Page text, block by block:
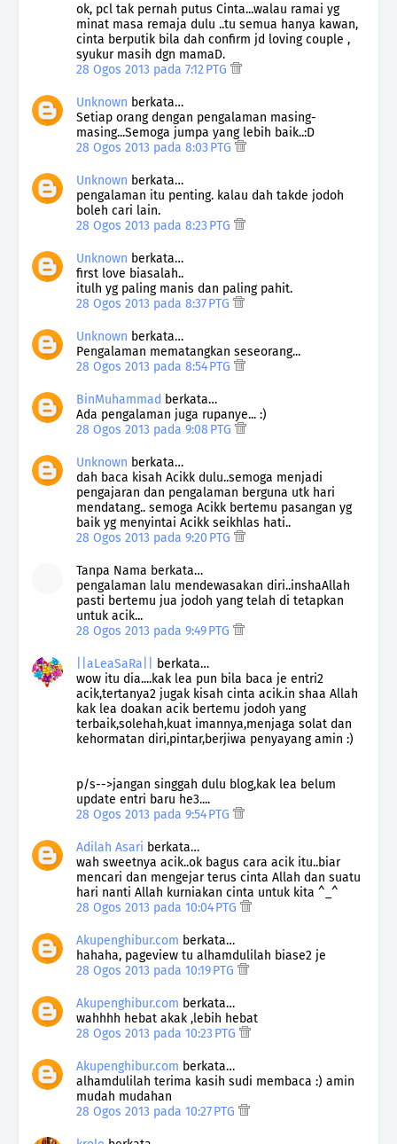
ok, pcl tak pernah putus Cinta...walau ramai yg
minat masa remaja dulu ..tu semua hanya kawan,
cinta berputik bila dah confirm jd loving couple ,
syukur masih dgn mamaD.
28 Ogos 2013 pada 7:12 PTG
Unknown berkata…
Setiap orang dengan pengalaman masing-
masing...Semoga jumpa yang lebih baik..:D
28 Ogos 2013 pada 8:03 PTG
Unknown berkata…
pengalaman itu penting. kalau dah takde jodoh
boleh cari lain.
28 Ogos 2013 pada 8:23 PTG
Unknown berkata…
first love biasalah..
itulh yg paling manis dan paling pahit.
28 Ogos 2013 pada 8:37 PTG
Unknown berkata…
Pengalaman mematangkan seseorang...
28 Ogos 2013 pada 8:54 PTG
BinMuhammad berkata…
Ada pengalaman juga rupanye... :)
28 Ogos 2013 pada 9:08 PTG
Unknown berkata…
dah baca kisah Acikk dulu..semoga menjadi
pengajaran dan pengalaman berguna utk hari
mendatang.. semoga Acikk bertemu pasangan yg
baik yg menyintai Acikk seikhlas hati..
28 Ogos 2013 pada 9:20 PTG
Tanpa Nama berkata…
pengalaman lalu mendewasakan diri..inshaAllah
pasti bertemu jua jodoh yang telah di tetapkan
untuk acik...
28 Ogos 2013 pada 9:49 PTG
||aLeaSaRa||
berkata…
wow itu dia....kak lea pun bila baca je entri2
acik,tertanya2 jugak kisah cinta acik.in shaa Allah
kak lea doakan acik bertemu jodoh yang
terbaik,solehah,kuat imannya,menjaga solat dan
kehormatan diri,pintar,berjiwa penyayang amin :)
p/s-->jangan singgah dulu blog,kak lea belum
update entri baru he3....
28 Ogos 2013 pada 9:54 PTG
Adilah Asari berkata…
wah sweetnya acik..ok bagus cara acik itu..biar
mencari dan mengejar terus cinta Allah dan suatu
hari nanti Allah kurniakan cinta untuk kita ^_^
28 Ogos 2013 pada 10:04 PTG
Akupenghibur.com berkata…
hahaha, pageview tu alhamdulilah biase2 je
28 Ogos 2013 pada 10:19 PTG
Akupenghibur.com berkata…
wahhhh hebat akak ,lebih hebat
28 Ogos 2013 pada 10:23 PTG
Akupenghibur.com berkata…
alhamdulilah terima kasih sudi membaca :) amin
mudah mudahan
28 Ogos 2013 pada 10:27 PTG